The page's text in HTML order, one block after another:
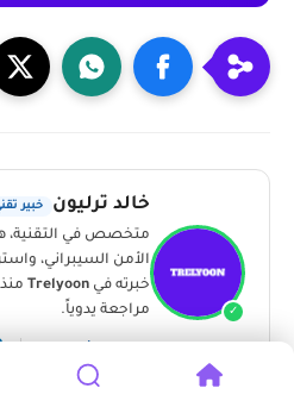
✓
خالد ترليون خبير
متخصص في التقنية،
الأمن السيبراني،
خبرته في Trelyoon
مراجعة يدوياً.